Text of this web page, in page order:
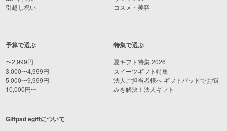
引越し祝い
予算で選ぶ
〜2,999円
3,000〜4,999円
5,000〜9,999円
10,000円〜
コスメ・美容
特集で選ぶ
夏ギフト特集 2026
スイーツギフト特集
法人ご担当者様へ ギフトパッドでお悩
みを解決！法人ギフト
Giftpad egiftについて